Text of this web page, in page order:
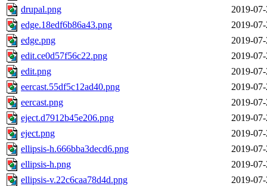
drupal.png
2019-
edge.18edf6b86a43.png
2019-
edge.png
2019-
edit.ce0d57f56c22.png
2019-
edit.png
2019-
eercast.55df5c12ad40.png
2019-
eercast.png
2019-
eject.d7912b45e206.png
2019-
eject.png
2019-
ellipsis-h.666bba3decd6.png
2019-
ellipsis-h.png
2019-
ellipsis-v.22c6caa78d4d.png
2019-